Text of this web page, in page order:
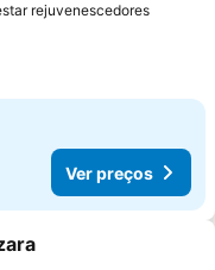
rejuvenescedores
Ver preços
aos favoritos